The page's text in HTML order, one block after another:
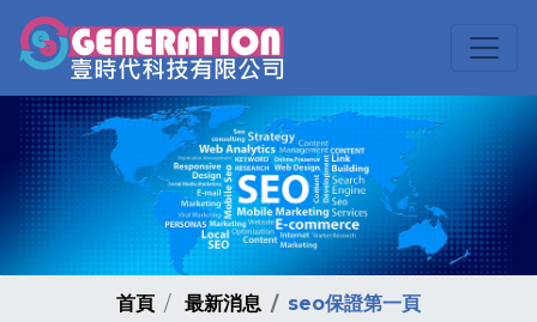
首頁 最新消息 seo保證第一頁